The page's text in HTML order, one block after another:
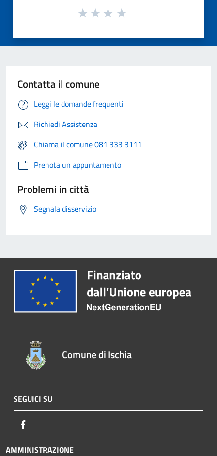
Contatta il comune
Leggi le domande frequenti
Richiedi Assistenza
Chiama il comune 081 333 3111
Prenota un appuntamento
Problemi in città
Segnala disservizio
Comune di Ischia
SEGUICI SU
AMMINISTRAZIONE